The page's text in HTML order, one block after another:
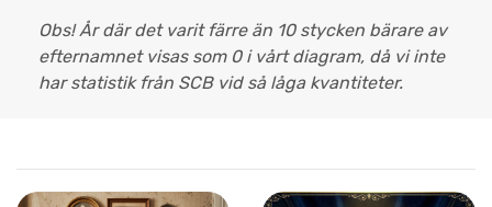
Obs! År där det varit färre än 10 stycken bärare av
efternamnet visas som 0 i vårt diagram, då vi inte
har statistik från SCB vid så låga kvantiteter.